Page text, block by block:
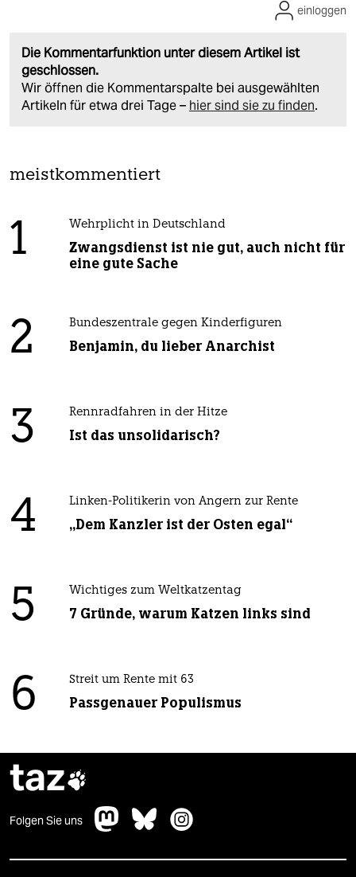
Die Kommentarfunktion unter diesem Artikel ist
geschlossen.
Wir öffnen die Kommentarspalte bei ausgewählten
Artikeln für etwa drei Tage – hier sind sie zu finden.
einloggen
meistkommentiert
1 Wehrplicht in Deutschland
Zwangsdienst ist nie gut, auch nicht für
eine gute Sache
2 Bundeszentrale gegen Kinderfiguren
Benjamin, du lieber Anarchist
3 Rennradfahren in der Hitze
Ist das unsolidarisch?
4 Linken-Politikerin von Angern zur Rente
„Dem Kanzler ist der Osten egal“
5 Wichtiges zum Weltkatzentag
7 Gründe, warum Katzen links sind
6 Streit um Rente mit 63
Passgenauer Populismus
taz
Folgen Sie uns